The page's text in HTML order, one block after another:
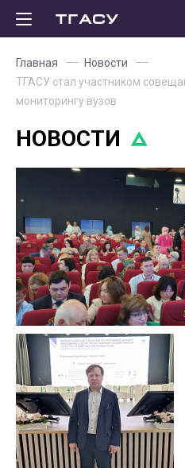
Главная
Новости
ТГАСУ стал участником
мониторингу вузов
НОВОСТИ